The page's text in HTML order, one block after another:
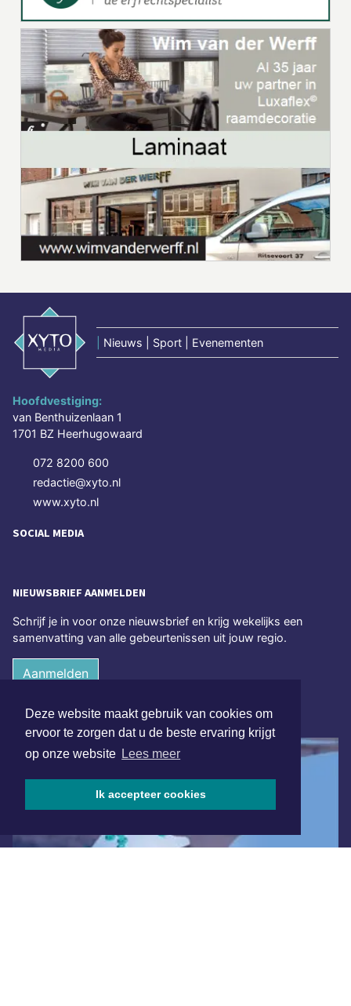
Deze website maakt gebruik van cookies om
ervoor te zorgen dat u de beste ervaring krijgt
op onze website Lees meer
Ik accepteer cookies
Nieuws | Sport | Evenementen
Hoofdvestiging:
van Benthuizenlaan 1
1701 BZ Heerhugowaard
072 8200 600
redactie@xyto.nl
www.xyto.nl
SOCIAL MEDIA
NIEUWSBRIEF AANMELDEN
Schrijf je in voor onze nieuwsbrief en krijg wekelijks een
samenvatting van alle gebeurtenissen uit jouw regio.
Aanmelden
ONLINE DAGBLADEN